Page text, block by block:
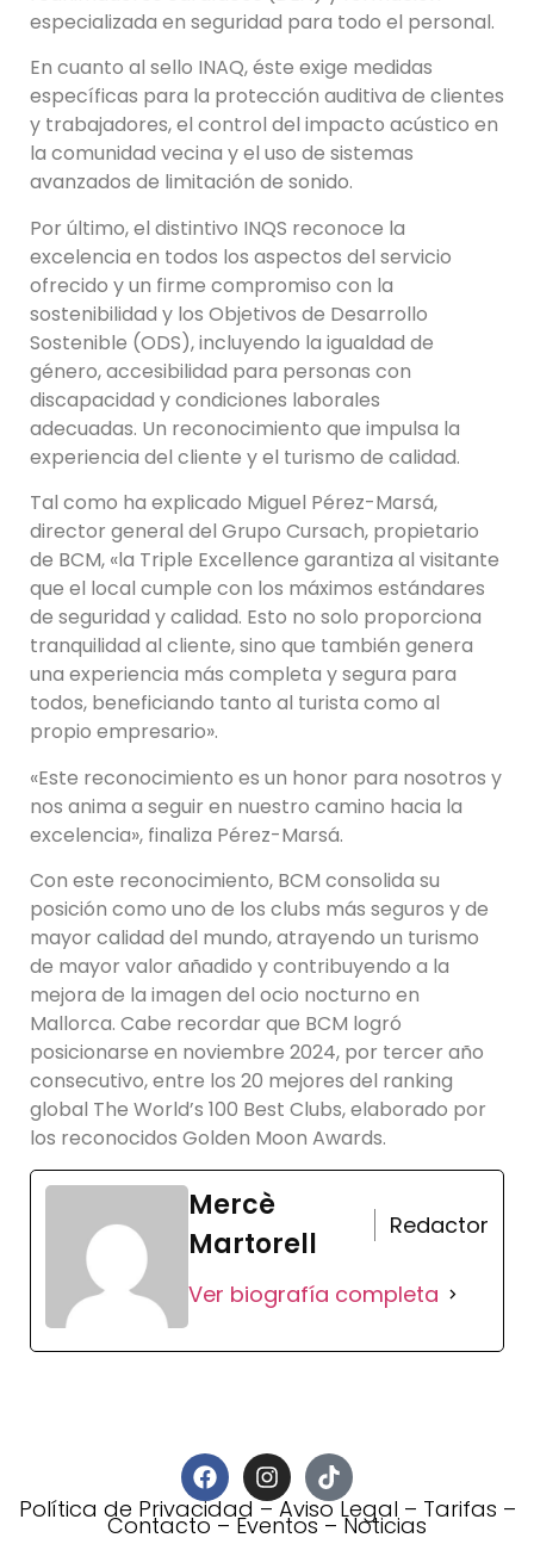
especializada en seguridad para todo el personal.
En cuanto al sello INAQ, éste exige medidas
específicas para la protección auditiva de clientes
y trabajadores, el control del impacto acústico en
la comunidad vecina y el uso de sistemas
avanzados de limitación de sonido.
Por último, el distintivo INQS reconoce la
excelencia en todos los aspectos del servicio
ofrecido y un firme compromiso con la
sostenibilidad y los Objetivos de Desarrollo
Sostenible (ODS), incluyendo la igualdad de
género, accesibilidad para personas con
discapacidad y condiciones laborales
adecuadas. Un reconocimiento que impulsa la
experiencia del cliente y el turismo de calidad.
Tal como ha explicado Miguel Pérez-Marsá,
director general del Grupo Cursach, propietario
de BCM, «la Triple Excellence garantiza al visitante
que el local cumple con los máximos estándares
de seguridad y calidad. Esto no solo proporciona
tranquilidad al cliente, sino que también genera
una experiencia más completa y segura para
todos, beneficiando tanto al turista como al
propio empresario».
«Este reconocimiento es un honor para nosotros y
nos anima a seguir en nuestro camino hacia la
excelencia», finaliza Pérez-Marsá.
Con este reconocimiento, BCM consolida su
posición como uno de los clubs más seguros y de
mayor calidad del mundo, atrayendo un turismo
de mayor valor añadido y contribuyendo a la
mejora de la imagen del ocio nocturno en
Mallorca. Cabe recordar que BCM logró
posicionarse en noviembre 2024, por tercer año
consecutivo, entre los 20 mejores del ranking
global The World’s 100 Best Clubs, elaborado por
los reconocidos Golden Moon Awards.
Mercè
Martorell
Redactor
Ver biografía completa
Política de Privacidad–Aviso Legal – Tarifas –
Contacto–Eventos –Noticias